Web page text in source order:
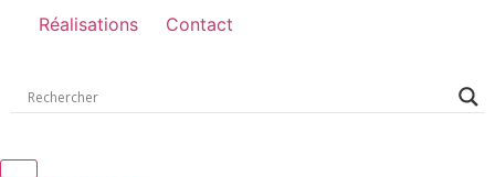
Réalisations Contact